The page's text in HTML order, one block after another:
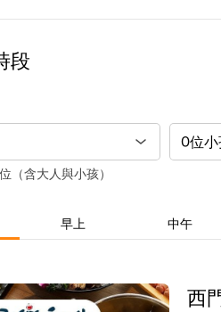
段
（含大人與小孩）
早上 中午
西